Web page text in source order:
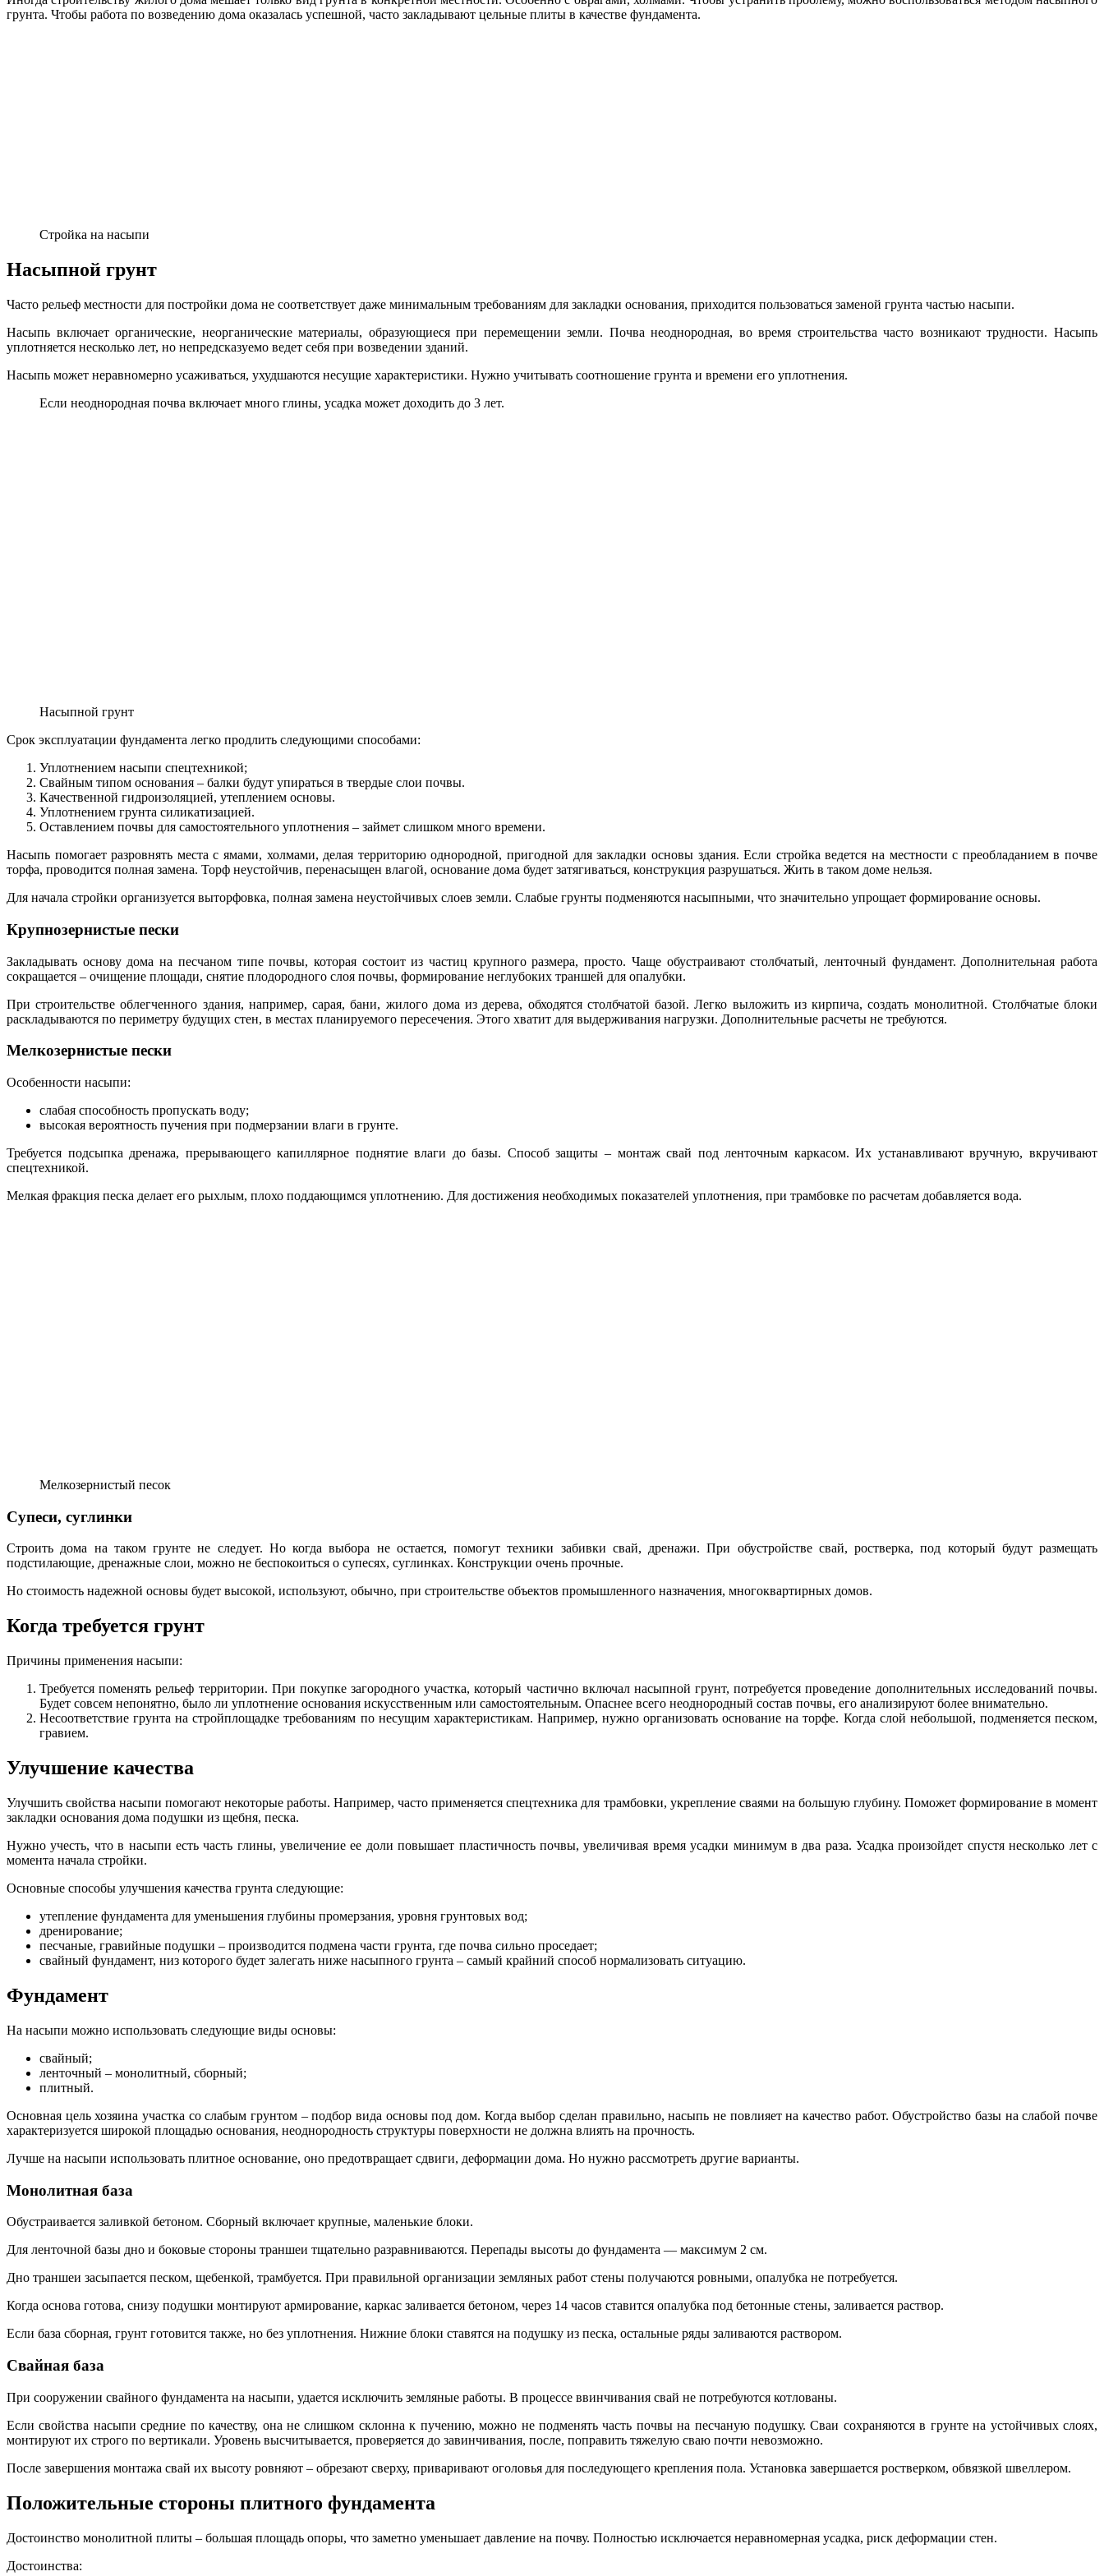
грунта. Чтобы работа по возведению дома оказалась успешной, часто закладывают цельные плиты в качестве фундамента.
Стройка на насыпи
Насыпной грунт
Часто рельеф местности для постройки дома не соответствует даже минимальным требованиям для закладки основания, приходится пользоваться заменой грунта частью насыпи.
Насыпь включает органические, неорганические материалы, образующиеся при перемещении земли. Почва неоднородная, во время строительства часто возникают трудности. Насыпь
уплотняется несколько лет, но непредсказуемо ведет себя при возведении зданий.
Насыпь может неравномерно усаживаться, ухудшаются несущие характеристики. Нужно учитывать соотношение грунта и времени его уплотнения.
Если неоднородная почва включает много глины, усадка может доходить до 3 лет.
Насыпной грунт
Срок эксплуатации фундамента легко продлить следующими способами:
Уплотнением насыпи спецтехникой;
Свайным типом основания – балки будут упираться в твердые слои почвы.
Качественной гидроизоляцией, утеплением основы.
Уплотнением грунта силикатизацией.
Оставлением почвы для самостоятельного уплотнения – займет слишком много времени.
Насыпь помогает разровнять места с ямами, холмами, делая территорию однородной, пригодной для закладки основы здания. Если стройка ведется на местности с преобладанием в почве
торфа, проводится полная замена. Торф неустойчив, перенасыщен влагой, основание дома будет затягиваться, конструкция разрушаться. Жить в таком доме нельзя.
Для начала стройки организуется выторфовка, полная замена неустойчивых слоев земли. Слабые грунты подменяются насыпными, что значительно упрощает формирование основы.
Крупнозернистые пески
Закладывать основу дома на песчаном типе почвы, которая состоит из частиц крупного размера, просто. Чаще обустраивают столбчатый, ленточный фундамент. Дополнительная работа
сокращается – очищение площади, снятие плодородного слоя почвы, формирование неглубоких траншей для опалубки.
При строительстве облегченного здания, например, сарая, бани, жилого дома из дерева, обходятся столбчатой базой. Легко выложить из кирпича, создать монолитной. Столбчатые блоки
раскладываются по периметру будущих стен, в местах планируемого пересечения. Этого хватит для выдерживания нагрузки. Дополнительные расчеты не требуются.
Мелкозернистые пески
Особенности насыпи:
слабая способность пропускать воду;
высокая вероятность пучения при подмерзании влаги в грунте.
Требуется подсыпка дренажа, прерывающего капиллярное поднятие влаги до базы. Способ защиты – монтаж свай под ленточным каркасом. Их устанавливают вручную, вкручивают
спецтехникой.
Мелкая фракция песка делает его рыхлым, плохо поддающимся уплотнению. Для достижения необходимых показателей уплотнения, при трамбовке по расчетам добавляется вода.
Мелкозернистый песок
Супеси, суглинки
Строить дома на таком грунте не следует. Но когда выбора не остается, помогут техники забивки свай, дренажи. При обустройстве свай, ростверка, под который будут размещать
подстилающие, дренажные слои, можно не беспокоиться о супесях, суглинках. Конструкции очень прочные.
Но стоимость надежной основы будет высокой, используют, обычно, при строительстве объектов промышленного назначения, многоквартирных домов.
Когда требуется грунт
Причины применения насыпи:
Требуется поменять рельеф территории. При покупке загородного участка, который частично включал насыпной грунт, потребуется проведение дополнительных исследований почвы.
Будет совсем непонятно, было ли уплотнение основания искусственным или самостоятельным. Опаснее всего неоднородный состав почвы, его анализируют более внимательно.
Несоответствие грунта на стройплощадке требованиям по несущим характеристикам. Например, нужно организовать основание на торфе. Когда слой небольшой, подменяется песком,
гравием.
Улучшение качества
Улучшить свойства насыпи помогают некоторые работы. Например, часто применяется спецтехника для трамбовки, укрепление сваями на большую глубину. Поможет формирование в момент
закладки основания дома подушки из щебня, песка.
Нужно учесть, что в насыпи есть часть глины, увеличение ее доли повышает пластичность почвы, увеличивая время усадки минимум в два раза. Усадка произойдет спустя несколько лет с
момента начала стройки.
Основные способы улучшения качества грунта следующие:
утепление фундамента для уменьшения глубины промерзания, уровня грунтовых вод;
дренирование;
песчаные, гравийные подушки – производится подмена части грунта, где почва сильно проседает;
свайный фундамент, низ которого будет залегать ниже насыпного грунта – самый крайний способ нормализовать ситуацию.
Фундамент
На насыпи можно использовать следующие виды основы:
свайный;
ленточный – монолитный, сборный;
плитный.
Основная цель хозяина участка со слабым грунтом – подбор вида основы под дом. Когда выбор сделан правильно, насыпь не повлияет на качество работ. Обустройство базы на слабой почве
характеризуется широкой площадью основания, неоднородность структуры поверхности не должна влиять на прочность.
Лучше на насыпи использовать плитное основание, оно предотвращает сдвиги, деформации дома. Но нужно рассмотреть другие варианты.
Монолитная база
Обустраивается заливкой бетоном. Сборный включает крупные, маленькие блоки.
Для ленточной базы дно и боковые стороны траншеи тщательно разравниваются. Перепады высоты до фундамента — максимум 2 см.
Дно траншеи засыпается песком, щебенкой, трамбуется. При правильной организации земляных работ стены получаются ровными, опалубка не потребуется.
Когда основа готова, снизу подушки монтируют армирование, каркас заливается бетоном, через 14 часов ставится опалубка под бетонные стены, заливается раствор.
Если база сборная, грунт готовится также, но без уплотнения. Нижние блоки ставятся на подушку из песка, остальные ряды заливаются раствором.
Свайная база
При сооружении свайного фундамента на насыпи, удается исключить земляные работы. В процессе ввинчивания свай не потребуются котлованы.
Если свойства насыпи средние по качеству, она не слишком склонна к пучению, можно не подменять часть почвы на песчаную подушку. Сваи сохраняются в грунте на устойчивых слоях,
монтируют их строго по вертикали. Уровень высчитывается, проверяется до завинчивания, после, поправить тяжелую сваю почти невозможно.
После завершения монтажа свай их высоту ровняют – обрезают сверху, приваривают оголовья для последующего крепления пола. Установка завершается ростверком, обвязкой швеллером.
Положительные стороны плитного фундамента
Достоинство монолитной плиты – большая площадь опоры, что заметно уменьшает давление на почву. Полностью исключается неравномерная усадка, риск деформации стен.
Достоинства: